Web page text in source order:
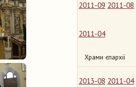
2011-09 2011-08
2011-04
Храми єпархії
2013-08 2011-04